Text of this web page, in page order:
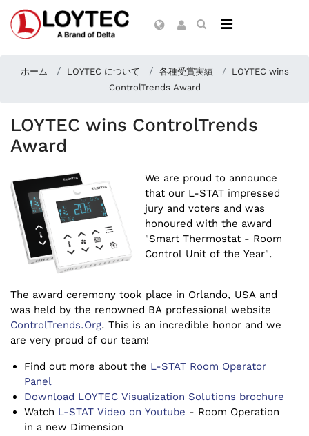
ホーム LOYTEC について 各種受賞実績
LOYTEC wins
ControlTrends Award
LOYTEC wins ControlTrends
Award
We are proud to announce
that our L-STAT impressed
jury and voters and was
honoured with the award
"Smart Thermostat - Room
Control Unit of the Year".
The award ceremony took place in Orlando, USA and
was held by the renowned BA professional website
ControlTrends.Org. This is an incredible honor and we
are very proud of our team!
Find out more about the L-STAT Room Operator
Panel
Download LOYTEC Visualization Solutions brochure
Watch L-STAT Video on Youtube - Room Operation
in a new Dimension